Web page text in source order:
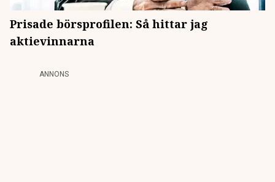
Prisade börsprofilen: Så hittar jag
aktievinnarna
ANNONS